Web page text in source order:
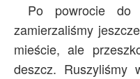
Po powrocie do
zamierzaliśmy
mieście, ale
deszcz. Ruszyliśmy